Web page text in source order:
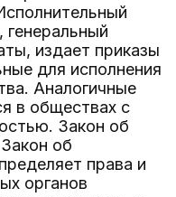
издает приказы
для исполнения
Аналогичные
в обществах с
Закон об
об
права и
органов